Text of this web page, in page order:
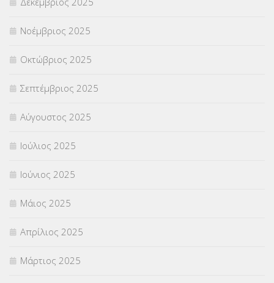
ΣΧΟΛΙΚΟΙ ΣΥΜΒΟΥΛΟΙ
ΥΠΕΡΑΡΙΘΜΟΙ(1)
ΥΠΟΤΡΟΦΙΕΣ(28)
ΦΥΣΙΚΗ ΑΓΩΓΗ(692)
Χωρίς κατηγορία
Νοέμβριος 2025
Οκτώβριος 2025
Σεπτέμβριος 2025
Αύγουστος 2025
Ιούλιος 2025
Ιούνιος 2025
Μάιος 2025
Απρίλιος 2025
Μάρτιος 2025